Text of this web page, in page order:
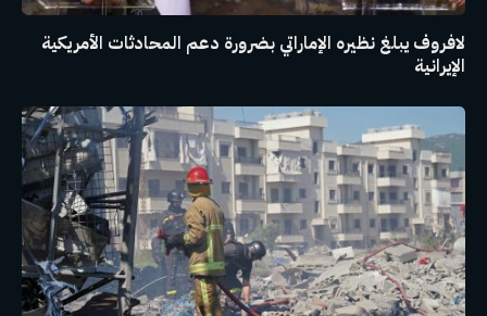
لافروف يبلغ نظيره الإماراتي بضرورة دعم المحادثات الأمريكية
الإيرانية